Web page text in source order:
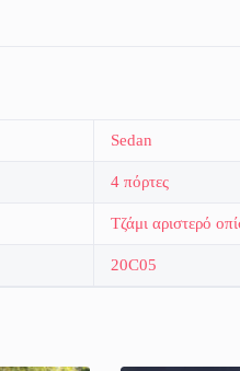
Sedan
4 πόρτες
Τζάμι αριστερό
20C05